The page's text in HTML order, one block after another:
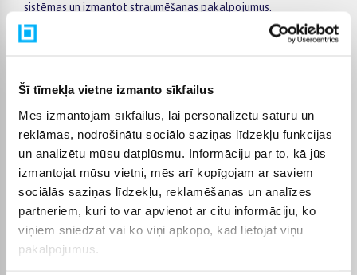
Šī tīmekļa vietne izmanto sīkfailus
Mēs izmantojam sīkfailus, lai personalizētu saturu un
reklāmas, nodrošinātu sociālo saziņas līdzekļu funkcijas
un analizētu mūsu datplūsmu. Informāciju par to, kā jūs
izmantojat mūsu vietni, mēs arī kopīgojam ar saviem
sociālās saziņas līdzekļu, reklamēšanas un analīzes
partneriem, kuri to var apvienot ar citu informāciju, ko
viņiem sniedzat vai ko viņi apkopo, kad lietojat viņu
pakalpojumus.
sistēmas un izmantot straumēšanas pakalpojumus.
QLED televizori BIGBOX
cenām ar iespēju iegādāties uz nomaksu līdz 6 mēnešiem.
QLED ir lieliska izvēle tiem, kas vēlas spilgtu, krāsainu un
daudzpusīgu televizoru ikdienas lietošanai.
Pircēju atsauksmes par precēm